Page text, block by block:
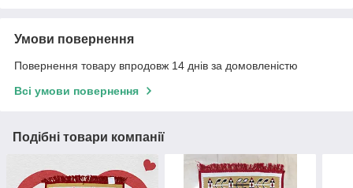
Умови повернення
Повернення товару впродовж 14 днів за домовленістю
Всі умови повернення
Подібні товари компанії